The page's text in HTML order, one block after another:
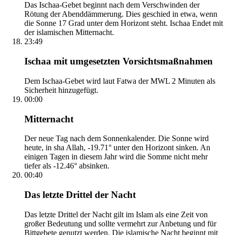
Das Ischaa-Gebet beginnt nach dem Verschwinden der
Rötung der Abenddämmerung. Dies geschied in etwa, wenn
die Sonne 17 Grad unter dem Horizont steht. Ischaa Endet mit
der islamischen Mitternacht.
23:49
Ischaa mit umgesetzten Vorsichtsmaßnahmen
Dem Ischaa-Gebet wird laut Fatwa der MWL 2 Minuten als
Sicherheit hinzugefügt.
00:00
Mitternacht
Der neue Tag nach dem Sonnenkalender. Die Sonne wird
heute, in sha Allah, -19.71° unter den Horizont sinken. An
einigen Tagen in diesem Jahr wird die Somme nicht mehr
tiefer als -12.46° absinken.
00:40
Das letzte Drittel der Nacht
Das letzte Drittel der Nacht gilt im Islam als eine Zeit von
großer Bedeutung und sollte vermehrt zur Anbetung und für
Bittgebete genutzt werden. Die islamische Nacht beginnt mit